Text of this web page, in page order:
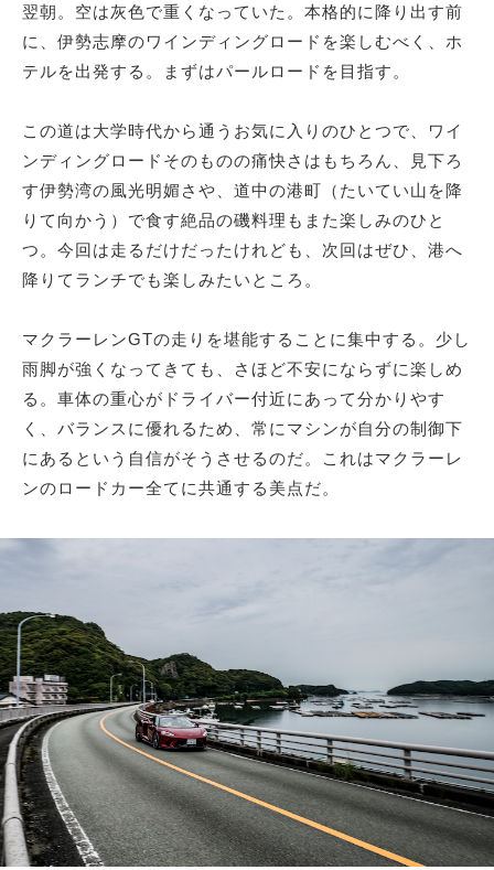
翌朝。空は灰色で重くなっていた。本格的に降り出す前
に、伊勢志摩のワインディングロードを楽しむべく、ホ
テルを出発する。まずはパールロードを目指す。
この道は大学時代から通うお気に入りのひとつで、ワイ
ンディングロードそのものの痛快さはもちろん、見下ろ
す伊勢湾の風光明媚さや、道中の港町（たいてい山を降
りて向かう）で食す絶品の磯料理もまた楽しみのひと
つ。今回は走るだけだったけれども、次回はぜひ、港へ
降りてランチでも楽しみたいところ。
マクラーレンGTの走りを堪能することに集中する。少し
雨脚が強くなってきても、さほど不安にならずに楽しめ
る。車体の重心がドライバー付近にあって分かりやす
く、バランスに優れるため、常にマシンが自分の制御下
にあるという自信がそうさせるのだ。これはマクラーレ
ンのロードカー全てに共通する美点だ。